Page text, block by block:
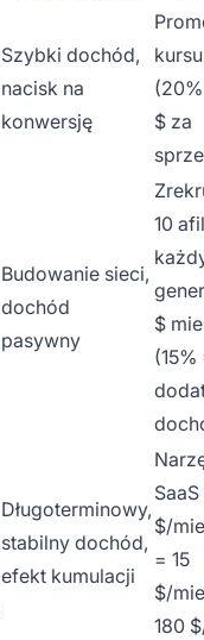
Szybki dochód,
nacisk na
konwersję
$ za
Budowanie sieci,
dochód
pasywny
10
$
Długoterminowy,
stabilny dochód,
efekt kumulacji
$/
= 15
$/
180